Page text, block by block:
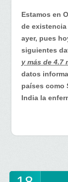
Estamos en
de
ayer, pues
siguientes
y más de 4.7
datos
países como
India la